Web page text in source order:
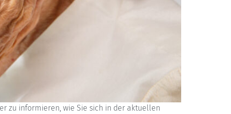
zu informieren, wie Sie sich in der aktuellen